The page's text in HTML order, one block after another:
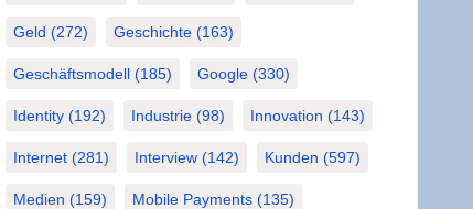
Geld (272) Geschichte (163)
Geschäftsmodell (185) Google (330)
Identity (192) Industrie (98) Innovation (143)
Internet (281) Interview (142) Kunden (597)
Medien (159) Mobile Payments (135)